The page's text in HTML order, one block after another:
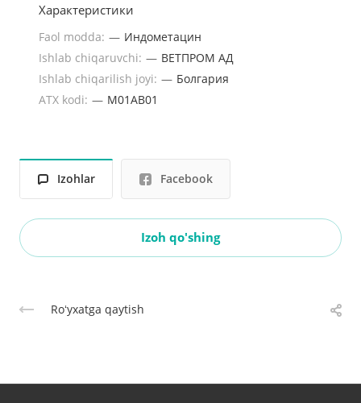
Характеристики
Faol modda: — Индометацин
Ishlab chiqaruvchi: — ВЕТПРОМ АД
Ishlab chiqarilish joyi: — Болгария
ATX kodi: — M01AB01
Izohlar Facebook
Izoh qo'shing
Roʻyxatga qaytish